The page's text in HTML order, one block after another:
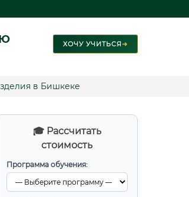
ХОЧУ УЧИТЬСЯ➜
в Бишкеке
🎓 Рассчитать
стоимость
Программа обучения: